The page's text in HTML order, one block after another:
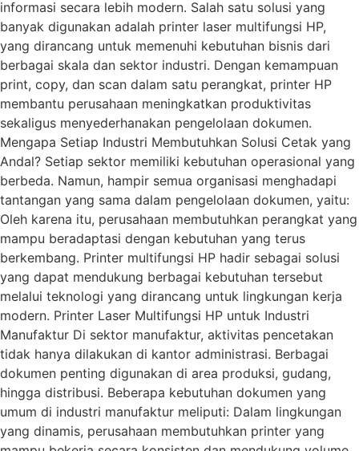
informasi secara lebih modern. Salah satu solusi yang
banyak digunakan adalah printer laser multifungsi HP,
yang dirancang untuk memenuhi kebutuhan bisnis dari
berbagai skala dan sektor industri. Dengan kemampuan
print, copy, dan scan dalam satu perangkat, printer HP
membantu perusahaan meningkatkan produktivitas
sekaligus menyederhanakan pengelolaan dokumen.
Mengapa Setiap Industri Membutuhkan Solusi Cetak yang
Andal? Setiap sektor memiliki kebutuhan operasional yang
berbeda. Namun, hampir semua organisasi menghadapi
tantangan yang sama dalam pengelolaan dokumen, yaitu:
Oleh karena itu, perusahaan membutuhkan perangkat yang
mampu beradaptasi dengan kebutuhan yang terus
berkembang. Printer multifungsi HP hadir sebagai solusi
yang dapat mendukung berbagai kebutuhan tersebut
melalui teknologi yang dirancang untuk lingkungan kerja
modern. Printer Laser Multifungsi HP untuk Industri
Manufaktur Di sektor manufaktur, aktivitas pencetakan
tidak hanya dilakukan di kantor administrasi. Berbagai
dokumen penting digunakan di area produksi, gudang,
hingga distribusi. Beberapa kebutuhan dokumen yang
umum di industri manufaktur meliputi: Dalam lingkungan
yang dinamis, perusahaan membutuhkan printer yang